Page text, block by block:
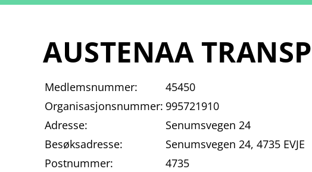
AUSTENAA
Medlemsnummer:
45450
Organisasjonsnummer: 995721910
Adresse:
Senumsvegen 24
Besøksadresse:
Senumsvegen 24, 4735 EVJE
Postnummer:
4735